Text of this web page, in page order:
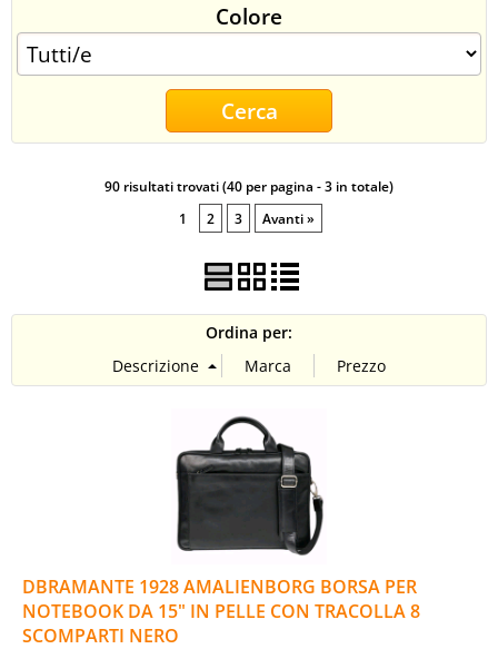
CONTATTI
Colore
90 risultati trovati (40 per pagina - 3 in totale)
1
2 3 Avanti »
Ordina per:
DBRAMANTE 1928 AMALIENBORG BORSA PER
NOTEBOOK DA 15" IN PELLE CON TRACOLLA 8
SCOMPARTI NERO